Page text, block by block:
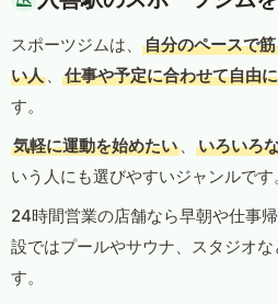
スポーツジムは、
自分のペースで
い人 、 仕事や予定に合わせて自由
す。
気軽に運動を始めたい 、 いろいろ
いう人にも選びやすいジャンルです
24時間営業の店舗なら早朝や仕事
設ではプールやサウナ、スタジオ
す。